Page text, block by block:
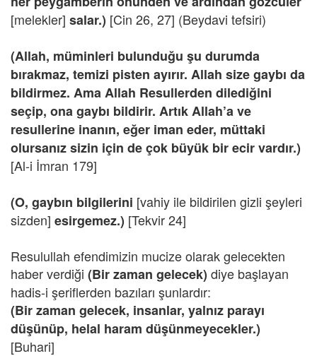
[melekler] salar.) [Cin 26, 27] (Beydavi tefsiri)
(Allah, müminleri bulunduğu şu durumda
bırakmaz, temizi pisten ayırır. Allah size gaybı da
bildirmez. Ama Allah Resullerden dilediğini
seçip, ona gaybı bildirir. Artık Allah’a ve
resullerine inanın, eğer iman eder, müttaki
olursanız sizin için de çok büyük bir ecir vardır.)
[Al-i İmran 179]
(O, gaybın bilgilerini [vahiy ile bildirilen gizli şeyleri
sizden] esirgemez.) [Tekvir 24]
Resulullah efendimizin mucize olarak gelecekten
haber verdiği (Bir zaman gelecek) diye başlayan
hadis-i şeriflerden bazıları şunlardır:
(Bir zaman gelecek, insanlar, yalnız parayı
düşünüp, helal haram düşünmeyecekler.)
[Buhari]